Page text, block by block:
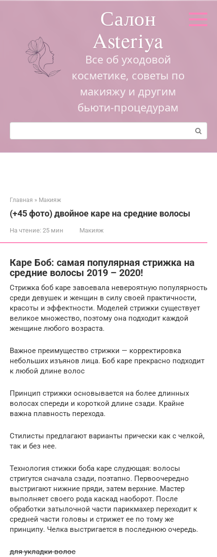
Салон
Asteriya
Все об уходовой
косметике, советы по
макияжу и другим
бьюти-процедурам
Поиск:
Главная » Макияж
(+45 фото) двойное каре на средние волосы
На чтение: 25 мин Макияж
Каре Боб: самая популярная стрижка на
средние волосы 2019 – 2020!
Стрижка боб каре завоевала невероятную популярность
среди девушек и женщин в силу своей практичности,
красоты и эффектности. Моделей стрижки существует
великое множество, поэтому она подходит каждой
женщине любого возраста.
Важное преимущество стрижки — корректировка
небольших изъянов лица. Боб каре прекрасно подходит
к любой длине волос
Принцип стрижки основывается на более длинных
волосах спереди и короткой длине сзади. Крайне
важна плавность перехода.
Стилисты предлагают варианты прически как с челкой,
так и без нее.
Технология стижки боба каре слудющая: волосы
стригутся сначала сзади, поэтапно. Первоочередно
выстригают нижние пряди, затем верхние. Мастер
выполняет своего рода каскад наоборот. После
обработки затылочной части парикмахер переходит к
средней части головы и стрижет ее по тому же
принципу. Челка выстригается в последнюю очередь.
для укладки волос